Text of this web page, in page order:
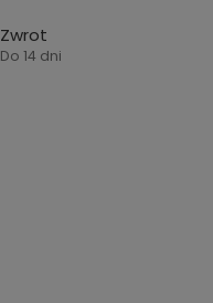
Zwrot
Do 14 dni